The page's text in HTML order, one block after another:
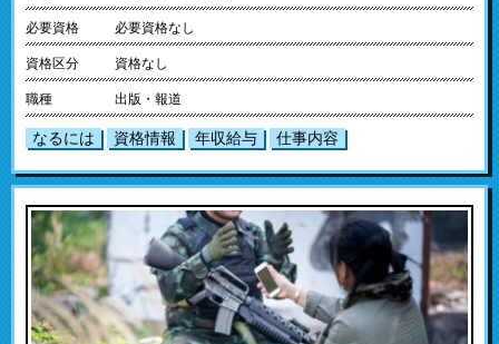
必要資格 必要資格なし
資格区分 資格なし
職種 出版・報道
なるには 資格情報 年収給与 仕事内容